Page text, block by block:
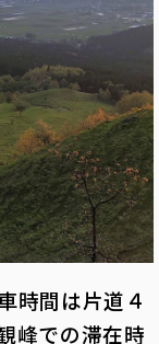
時間は片道４
峰での滞在時